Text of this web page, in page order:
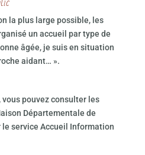
la plus large possible, les
un accueil par type de
âgée, je suis en situation
aidant… ».
pouvez consulter les
Départementale de
le service Accueil Information